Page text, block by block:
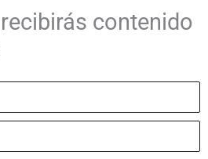
contenido